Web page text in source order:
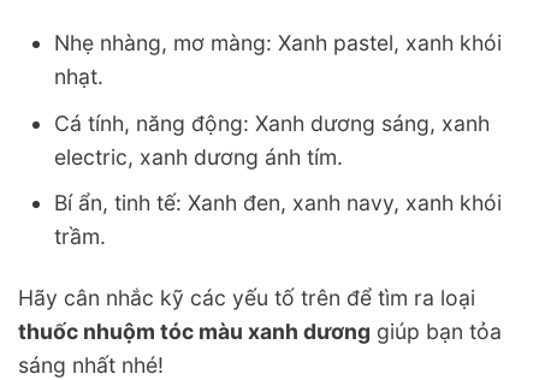
Nhẹ nhàng, mơ màng: Xanh pastel, xanh khói
nhạt.
Cá tính, năng động: Xanh dương sáng, xanh
electric, xanh dương ánh tím.
Bí ẩn, tinh tế: Xanh đen, xanh navy, xanh khói
trầm.
Hãy cân nhắc kỹ các yếu tố trên để tìm ra loại
thuốc nhuộm tóc màu xanh dương giúp bạn tỏa
sáng nhất nhé!